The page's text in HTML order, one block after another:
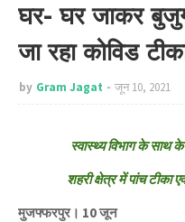
घर- घर जाकर
जा रहा कोविड
by Gram Jagat जून 10, 2021
स्वास्थ्य विभाग के साथ
शहरी क्षेत्र में पांच टीका
मुजफ्फरपुर। 10 जून